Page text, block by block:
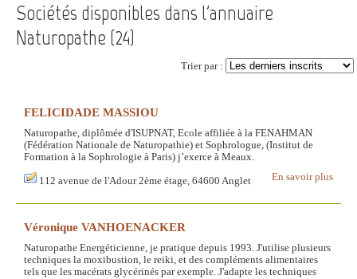
Sociétés disponibles dans l'annuaire
Naturopathe (24)
Trier par :
FELICIDADE MASSIOU
Naturopathe, diplômée d'ISUPNAT, Ecole affiliée à la FENAHMAN
(Fédération Nationale de Naturopathie) et Sophrologue, (Institut de
Formation à la Sophrologie à Paris) j’exerce à Meaux.
En savoir plus
112 avenue de l'Adour 2ème étage, 64600 Anglet
Véronique VANHOENACKER
Naturopathe Energéticienne, je pratique depuis 1993. J'utilise plusieurs
techniques la moxibustion, le reiki, et des compléments alimentaires
tels que les macérats glycérinés par exemple. J'adapte les techniques